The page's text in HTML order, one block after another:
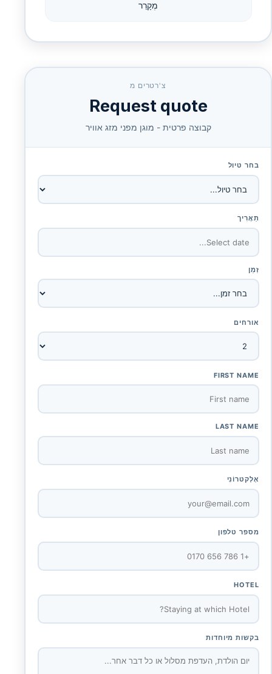
מְקָרֵר
צ'רטרים מ
Request quote
קבוצה פרטית - מוגן מפני מזג אוויר
בחר טיול
תַאֲרִיך
זְמַן
אורחים
FIRST NAME
LAST NAME
אֶלֶקטרוֹנִי
מספר טלפון
HOTEL
בקשות מיוחדות